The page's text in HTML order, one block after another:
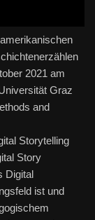
2021 am
Graz
and
Storytelling
Story
Digital
ist und